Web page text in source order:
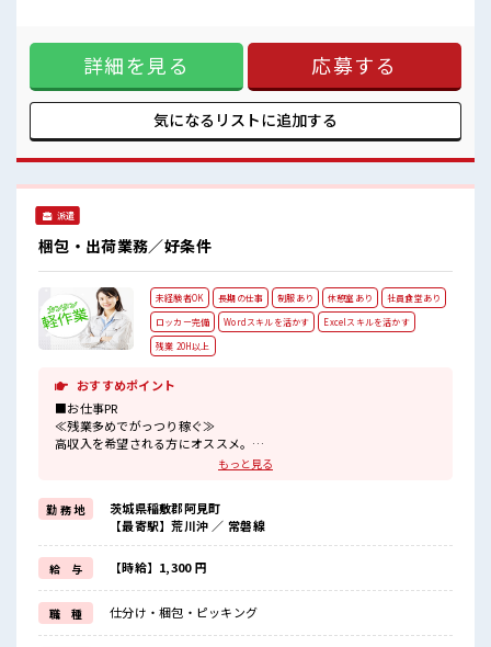
マイカー・自転車・バイク通勤OK！
もちろん近くに駐車場あります◎1食350円から頼めるおいしい食堂
もあり♪
みが決まっているので先の予定もたてやすい！ 残業も月10時
間未満と少なめなのでプライベートも充実◎ 《フォロー体制
バッチリ*》 新しいことにチャレンジするのは不安だけど、
担当がしっかりサポートしてくれるので安心！ なにか困った
ことがあればすぐに相談してくださいね♪ ■職場の雰囲気 女
性の方も多数活躍中☆ 明るすぎたり奇抜すぎたりしなければ
車・バイク通勤OK！ もちろん近くに駐車場あります◎1食
350円から頼めるおいしい食堂もあり♪
詳細を見る 応募する
気になるリストに追加する
派遣
梱包・出荷業務／好条件
未経験者OK 長期の仕事 制服あり 休憩室あり
社員食堂あり
ロッカー完備
Wordスキルを活かす
Excelスキルを活かす
残業 20H以上
おすすめポイント
■お仕事PR
≪残業多めでがっつり稼ぐ≫
高収入を希望される方にオススメ。
残業は月20時間以上あります♪
制服があるので、
毎日の服装の悩み解消♪
≪未経験OKの仕事≫
新しいことにチャレンジするのは不安だけど、
しっかり働く環境が整っています！
イチからスキルUP・ステップUP目指していきましょう！
≪様々なお仕事をご提案≫
一人で悩まず気軽に相談できる、
派遣のお仕事です！
もっと見る
勤 務 地
茨城県稲敷郡阿見町
【最寄駅】荒川沖 ／ 常磐線
給 与 【時給】1,300 円
職 種 仕分け・梱包・ピッキング